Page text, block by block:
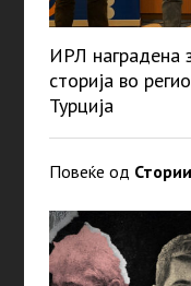
ИРЛ наградена
сторија во
Турција
Повеќе од Стории